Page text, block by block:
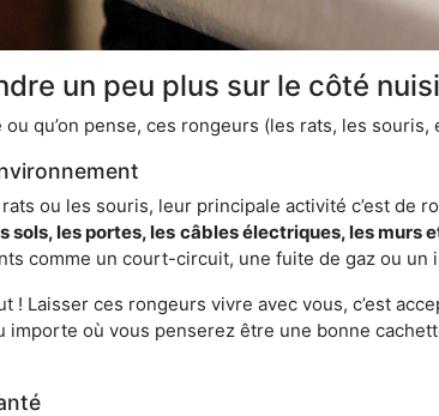
un peu plus sur le côté
ou qu’on pense, ces rongeurs (les rats, les
ou les souris, leur principale activité c’est de
sols, les portes, les câbles électriques, les murs
comme un court-circuit, une fuite de gaz ou
! Laisser ces rongeurs vivre avec vous, c’est
importe où vous penserez être une bonne